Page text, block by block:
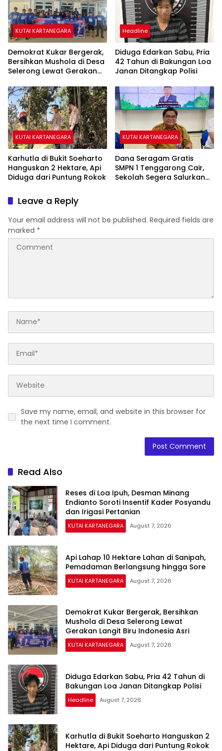
KUTAI KARTANEGARA
Demokrat Kukar Bergerak,
Bersihkan Mushola di Desa
Selerong Lewat Gerakan
Headline
Diduga Edarkan Sabu, Pria
42 Tahun di Bakungan Loa
Janan Ditangkap Polisi
KUTAI KARTANEGARA
Karhutla di Bukit Soeharto
Hanguskan 2 Hektare, Api
Diduga dari Puntung Rokok
KUTAI KARTANEGARA
Dana Seragam Gratis
SMPN 1 Tenggarong Cair,
Sekolah Segera Salurkan
Leave a Reply
Your email address will not be published. Required fields are
marked *
Save my name, email, and website in this browser for
the next time I comment.
Read Also
Reses di Loa Ipuh, Desman Minang
Endianto Soroti Insentif Kader Posyandu
dan Irigasi Pertanian
KUTAI KARTANEGARA August 7, 2026
Api Lahap 10 Hektare Lahan di Sanipah,
Pemadaman Berlangsung hingga Sore
KUTAI KARTANEGARA August 7, 2026
Demokrat Kukar Bergerak, Bersihkan
Mushola di Desa Selerong Lewat
Gerakan Langit Biru Indonesia Asri
KUTAI KARTANEGARA August 7, 2026
Diduga Edarkan Sabu, Pria 42 Tahun di
Bakungan Loa Janan Ditangkap Polisi
Headline August 7, 2026
Karhutla di Bukit Soeharto Hanguskan 2
Hektare, Api Diduga dari Puntung Rokok